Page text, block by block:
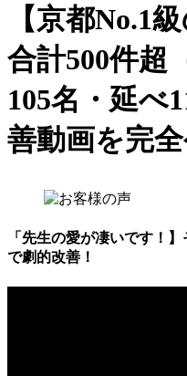
【京都No.1
合計500件超
105名・延べ
善動画を完全
「先生の愛が凄いです！
で劇的改善！